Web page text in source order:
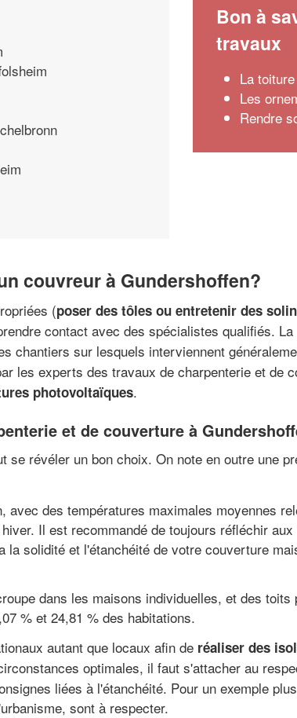
Bon à
travaux
La
Les
Rendre
couvreur à Gundershoffen?
(poser des tôles ou entretenir des
contact avec des spécialistes qualifiés. La
chantiers sur lesquels interviennent
les experts des travaux de charpenterie et de
photovoltaïques.
et de couverture à
se révéler un bon choix. On note en outre une
des températures maximales moyennes
Il est recommandé de toujours réfléchir
solidité et l'étanchéité de votre couverture
dans les maisons individuelles, et des
% et 24,81 % des habitations.
autant que locaux afin de réaliser des
optimales, il faut s'attacher au
liées à l'étanchéité. Pour un exemple
sont à respecter.